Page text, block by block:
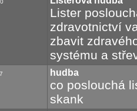
Lister
zdravotnictví
zbavit
systému a
hudba
co poslouchá
skank